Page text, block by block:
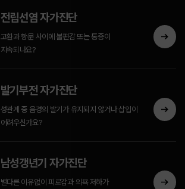
전립선염 자가진단
고환과 항문 사이에 불편감 또는 통증이
지속되나요?
발기부전 자가진단
성관계 중 음경의 발기가 유지되지 않거나 삽입이
어려우신가요?
남성갱년기 자가진단
별다른 이유없이 피로감과 의욕 저하가